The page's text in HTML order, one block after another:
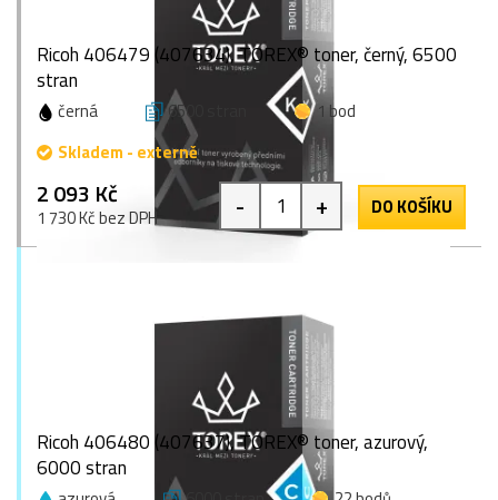
Ricoh 406479 (407634), TOREX® toner, černý, 6500
stran
černá 6500 stran
1 bod
Skladem - externě
2 093 Kč
1 730 Kč bez DPH - + DO KOŠÍKU
Ricoh 406480 (407637), TOREX® toner, azurový,
6000 stran